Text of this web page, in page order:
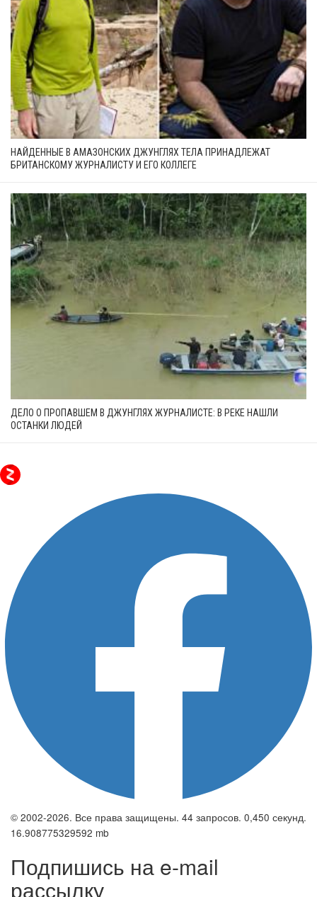
НАЙДЕННЫЕ В АМАЗОНСКИХ ДЖУНГЛЯХ ТЕЛА ПРИНАДЛЕЖАТ
БРИТАНСКОМУ ЖУРНАЛИСТУ И ЕГО КОЛЛЕГЕ
ДЕЛО О ПРОПАВШЕМ В ДЖУНГЛЯХ ЖУРНАЛИСТЕ: В РЕКЕ НАШЛИ
ОСТАНКИ ЛЮДЕЙ
© 2002-2026. Все права защищены. 44 запросов. 0,450 секунд.
16.908775329592 mb
Подпишись на e-mail
рассылку